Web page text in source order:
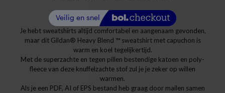
Je hebt sweatshirts altijd comfortabel en aangenaam gevonden,
maar dit Gildan® Heavy Blend ™ sweatshirt met capuchon is
warm en koel tegelijkertijd.
Met de superzachte en tegen pillen bestendige katoen en poly-
fleece van deze knuffelzachte stof zul je je zeker op willen
warmen.
Als je een PDF, AI of EPS bestand heb graag door mailen samen